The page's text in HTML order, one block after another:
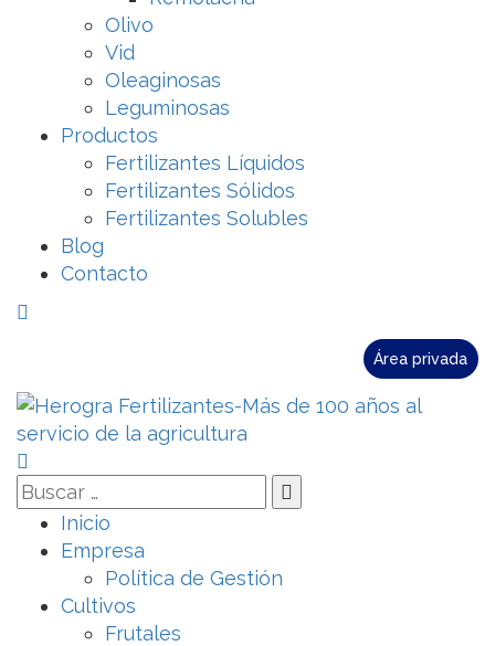
Olivo
Vid
Oleaginosas
Leguminosas
Productos
Fertilizantes Líquidos
Fertilizantes Sólidos
Fertilizantes Solubles
Blog
Contacto
Área privada
Inicio
Empresa
Política de Gestión
Cultivos
Frutales